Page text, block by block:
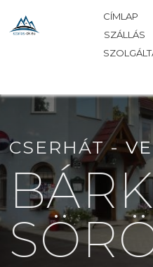
CÍMLAP
SZÁLLÁS
CSERHÁT -